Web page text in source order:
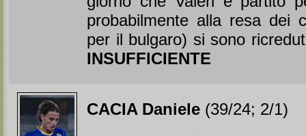
probabilmente alla resa dei
per il bulgaro) si sono
INSUFFICIENTE
CACIA Daniele (39/24; 2/1)